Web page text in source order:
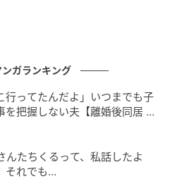
ルーツを大切にした。
自然豊かな環境で育ったの
る『ガーデンウェディン
のボタニカルな雰囲気に
セレクト。1着目はクラシ
レス。2着目は厳かな白無
ンガランキング
行ってたんだよ」いつまでも子
を把握しない夫【離婚後同居 Vo
たちくるって、私話したよ
それでも…